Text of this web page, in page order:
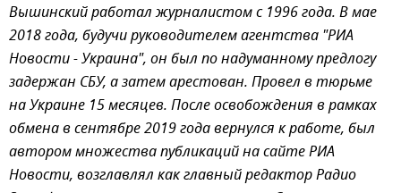
Вышинский работал журналистом с 1996 года. В мае
2018 года, будучи руководителем агентства "РИА
Новости - Украина", он был по надуманному предлогу
задержан СБУ, а затем арестован. Провел в тюрьме
на Украине 15 месяцев. После освобождения в рамках
обмена в сентябре 2019 года вернулся к работе, был
автором множества публикаций на сайте РИА
Новости, возглавлял как главный редактор Радио